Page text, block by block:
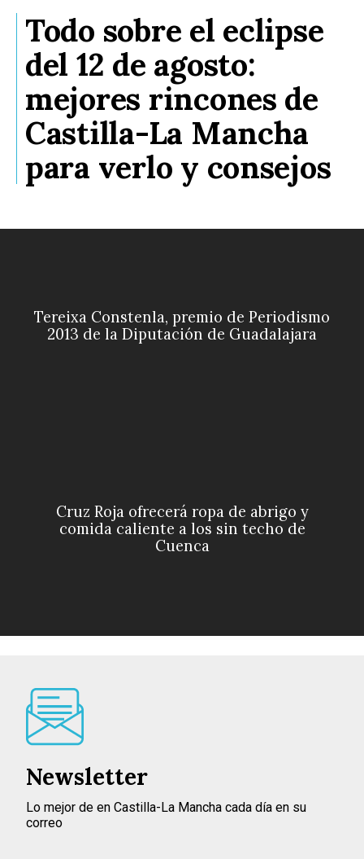
Todo sobre el eclipse
del 12 de agosto:
mejores rincones de
Castilla-La Mancha
para verlo y consejos
Tereixa Constenla, premio de Periodismo
2013 de la Diputación de Guadalajara
Cruz Roja ofrecerá ropa de abrigo y
comida caliente a los sin techo de
Cuenca
Newsletter
Lo mejor de en Castilla-La Mancha cada día en su
correo